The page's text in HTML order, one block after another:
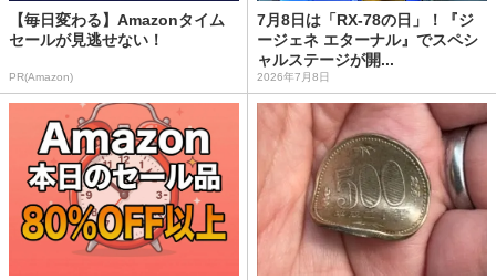
【毎日変わる】Amazonタイム
セールが見逃せない！
PR(Amazon)
7月8日は「RX-78の日」！『ジ
ージェネ エターナル』でスペシ
ャルステージが開...
2026年7月8日